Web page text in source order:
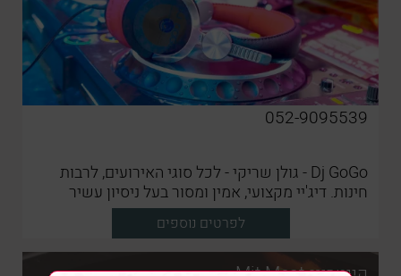
052-9095539
Dj GoGo - גולן שריקי - לכל סוגי האירועים, לרבות
חינות. דיג'יי מקצועי, אמין ומסור בעל ניסיון עשיר
לפרטים נוספים